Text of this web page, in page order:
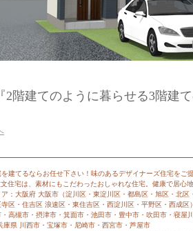
2階建てのように暮らせる3階建
建てるならお任せ下さい！味のあるデザイナーズ住宅をご
文住宅は、素材にもこだわったおしゃれな住宅。健康で居心
ア：大阪府 大阪市（淀川区・東淀川区・都島区・旭区・北
区・住吉区 浪速区・東住吉区・西淀川区・平野区・西成区
高槻市・摂津市・箕面市・池田市・豊中市・吹田市・寝
庫県 川西市・宝塚市・尼崎市・西宮市・芦屋市